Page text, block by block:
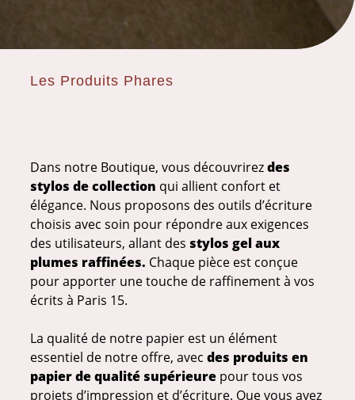
Les Produits Phares
Dans notre Boutique, vous découvrirezdes
stylos de collection qui allient confort et
élégance. Nous proposons des outils d’écriture
choisis avec soin pour répondre aux exigences
des utilisateurs, allant des stylos gel aux
plumes raffinées. Chaque pièce est conçue
pour apporter une touche de raffinement à vos
écrits à Paris 15.
La qualité de notre papier est un élément
essentiel de notre offre, avec des produits en
papier de qualité supérieure pour tous vos
projets d’impression et d’écriture. Que vous ayez